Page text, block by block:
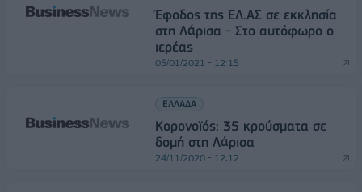
Έφοδος της ΕΛ.ΑΣ σε εκκλησία
στη Λάρισα - Στο αυτόφωρο ο
ιερέας
05/01/2021 - 12:15
ΕΛΛΑΔΑ
Κορονοϊός: 35 κρούσματα σε
δομή στη Λάρισα
24/11/2020 - 12:12